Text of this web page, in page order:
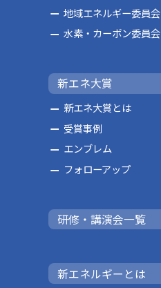
地域エネルギー委員会
水素・カーボン委員会
新エネ大賞
新エネ大賞とは
受賞事例
エンブレム
フォローアップ
研修・講演会一覧
新エネルギーとは